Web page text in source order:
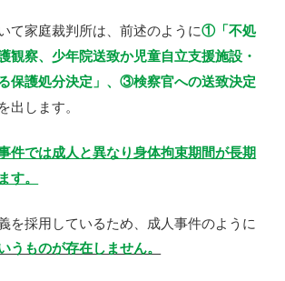
て家庭裁判所は、前述のように①「不処
察、少年院送致か児童自立支援施設・
保護処分決定」、③検察官への送致決定
出します。
件では成人と異なり身体拘束期間が長期
す。
を採用しているため、成人事件のように
うものが存在しません。